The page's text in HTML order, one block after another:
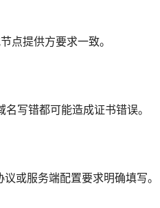
点提供方要求一致。
写错都可能造成证书错误。
或服务端配置要求明确填写。